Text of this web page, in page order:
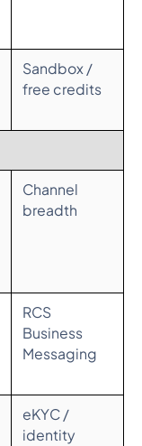
Sandbox /
free credits
Channel
breadth
RCS
Business
Messaging
eKYC /
identity